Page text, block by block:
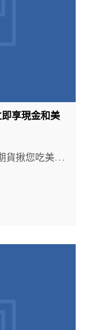
享現金和美
貨揪您吃美…